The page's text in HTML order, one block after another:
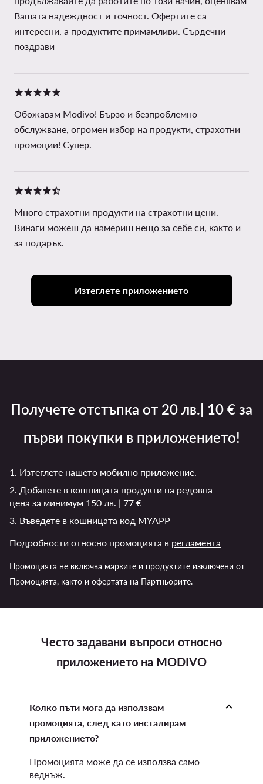
Вашата надеждност и точност. Офертите са
интересни, а продуктите примамливи. Сърдечни
поздрави
Обожавам Modivo! Бързо и безпроблемно
обслужване, огромен избор на продукти, страхотни
промоции! Супер.
Много страхотни продукти на страхотни цени.
Винаги можеш да намериш нещо за себе си, както и
за подарък.
Изтеглете приложението
Често задавани въпроси относно
приложението на MODIVO
Колко пъти мога да използвам
промоцията, след като инсталирам
приложението?
Промоцията може да се използва само
веднъж.
Получете отстъпка от 20 лв.| 10 € за
първи покупки в приложението!
1. Изтеглете нашето мобилно приложение.
2. Добавете в кошницата продукти на редовна
цена за минимум 150 лв. | 77 €
3. Въведете в кошницата код MYAPP
Подробности относно промоцията в регламента
Промоцията не включва марките и продуктите изключени от
Промоцията, както и офертата на Партньорите.